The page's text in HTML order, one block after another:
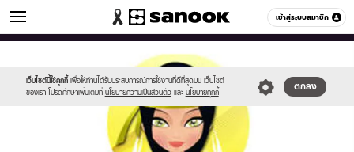
เข้าสู่ระบบสมาชิก
ดูดวง หมวดอื่นๆ
เว็บไซต์นี้ใช้คุกกี้ เพื่อให้ท่านได้รับประสบการณ์การใช้งานที่ดีที่สุดบน เว็บไซต์
ของเรา โปรดศึกษาเพิ่มเติมที่ นโยบายความเป็นส่วนตัว และ นโยบายคุกกี้
ตกลง
sanook.png